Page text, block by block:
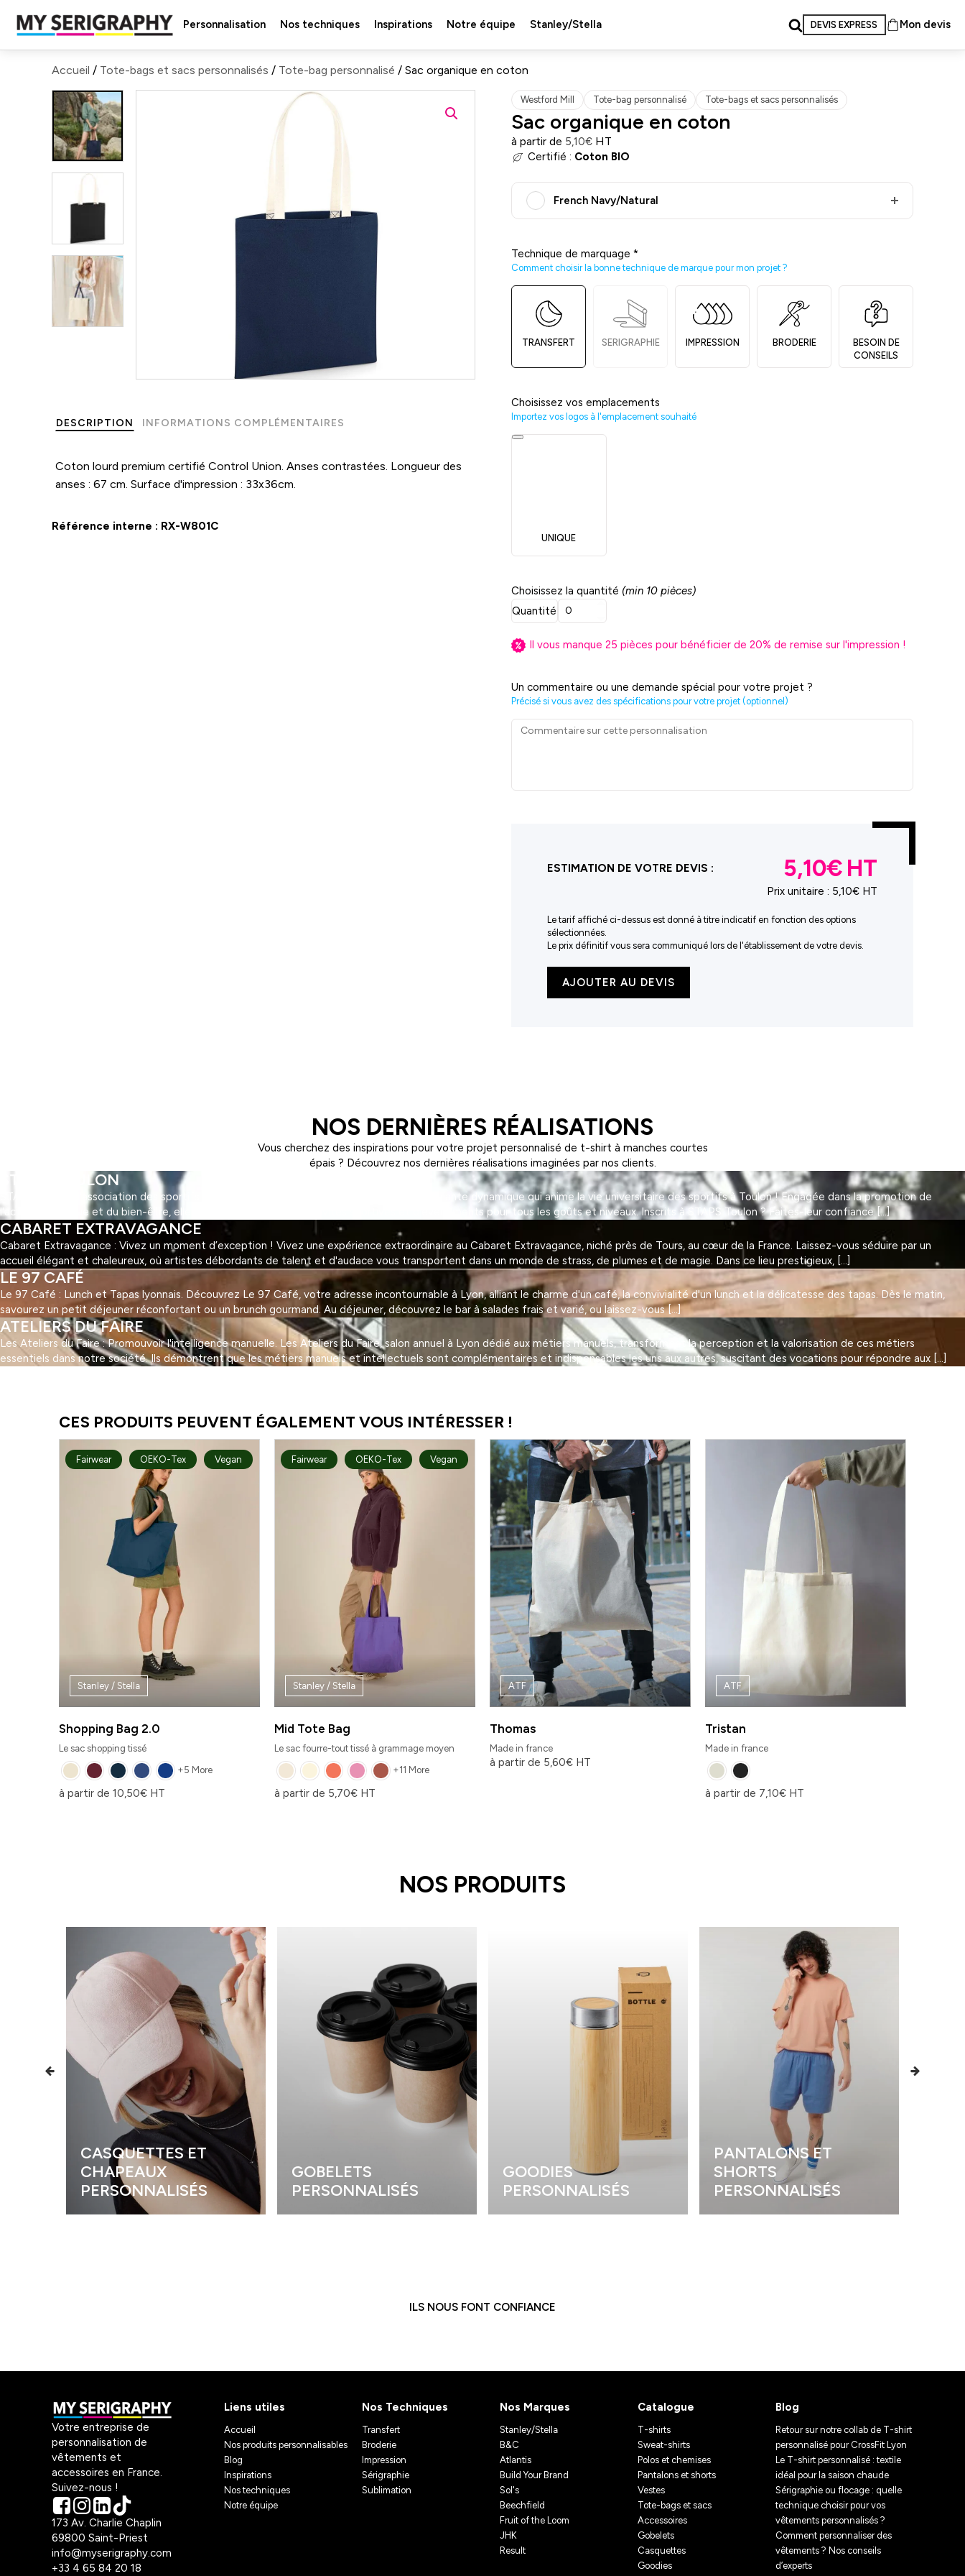
Personnalisation Nos techniques Inspirations Notre équipe Stanley/Stella DEVIS EXPRESS Mon devis
Accueil / Tote-bags et sacs personnalisés / Tote-bag personnalisé / Sac organique en coton
DESCRIPTION INFORMATIONS COMPLÉMENTAIRES
Coton lourd premium certifié Control Union. Anses contrastées. Longueur des
anses : 67 cm. Surface d'impression : 33x36cm.
Référence interne : RX-W801C
Westford Mill Tote-bag personnalisé Tote-bags et sacs personnalisés
Sac organique en coton
à partir de 5,10€ HT
Certifié : Coton BIO
French Navy/Natural
Technique de marquage *
Comment choisir la bonne technique de marque pour mon projet ?
TRANSFERT SERIGRAPHIE IMPRESSION BRODERIE
BESOIN DE
CONSEILS
Choisissez vos emplacements
Importez vos logos à l'emplacement souhaité
UNIQUE
Choisissez la quantité (min 10 pièces)
Quantité
Il vous manque 25 pièces pour bénéficier de 20% de remise sur l'impression !
Un commentaire ou une demande spécial pour votre projet ?
Précisé si vous avez des spécifications pour votre projet (optionnel)
ESTIMATION DE VOTRE DEVIS : 5,10€
Prix unitaire : 5,10€ HT
Le tarif affiché ci-dessus est donné à titre indicatif en fonction des options
sélectionnées.
Le prix définitif vous sera communiqué lors de l'établissement de votre devis.
quantité
AJOUTER AU DEVIS
NOS DERNIÈRES RÉALISATIONS
Vous cherchez des inspirations pour votre projet personnalisé de t-shirt à manches courtes
épais ? Découvrez nos dernières réalisations imaginées par nos clients.
STAPS TOULON
STAPS Toulon : l'association des sportifs ! Découvrez STAPS Toulon, une association étudiante dynamique qui anime la vie universitaire des sportifs à Toulon ! Engagée dans la promotion de
l'activité physique et du bien-être, elle offre une multitude d'activités sportives et d'événements pour tous les goûts et niveaux. Inscrits à STAPS Toulon ? Faites-leur confiance […]
CABARET EXTRAVAGANCE
Cabaret Extravagance : Vivez un moment d’exception ! Vivez une expérience extraordinaire au Cabaret Extravagance, niché près de Tours, au cœur de la France. Laissez-vous séduire par un
accueil élégant et chaleureux, où artistes débordants de talent et d'audace vous transportent dans un monde de strass, de plumes et de magie. Dans ce lieu prestigieux, […]
LE 97 CAFÉ
Le 97 Café : Lunch et Tapas lyonnais. Découvrez Le 97 Café, votre adresse incontournable à Lyon, alliant le charme d'un café, la convivialité d'un lunch et la délicatesse des tapas. Dès le matin,
savourez un petit déjeuner réconfortant ou un brunch gourmand. Au déjeuner, découvrez le bar à salades frais et varié, ou laissez-vous […]
ATELIERS DU FAIRE
Les Ateliers du Faire : Promouvoir l'intelligence manuelle. Les Ateliers du Faire, salon annuel à Lyon dédié aux métiers manuels, transforment la perception et la valorisation de ces métiers
essentiels dans notre société. Ils démontrent que les métiers manuels et intellectuels sont complémentaires et indispensables les uns aux autres, suscitant des vocations pour répondre aux […]
CES PRODUITS PEUVENT ÉGALEMENT VOUS INTÉRESSER !
Fairwear OEKO-Tex Vegan
Stanley / Stella
Shopping Bag 2.0
Le sac shopping tissé
+5 More
à partir de 10,50€ HT
Fairwear OEKO-Tex Vegan
Stanley / Stella
Mid Tote Bag
Le sac fourre-tout tissé à grammage moyen
+11 More
à partir de 5,70€ HT
ATF
Thomas
Made in france
à partir de 5,60€ HT
ATF
Tristan
Made in france
à partir de 7,10€ HT
NOS PRODUITS
CASQUETTES ET
CHAPEAUX
PERSONNALISÉS
GOBELETS
PERSONNALISÉS
GOODIES
PERSONNALISÉS
PANTALONS ET
SHORTS
PERSONNALISÉS
ILS NOUS FONT CONFIANCE
Votre entreprise de
personnalisation de
vêtements et
accessoires en France.
Suivez-nous !
173 Av. Charlie Chaplin
69800 Saint-Priest
info@myserigraphy.com
+33 4 65 84 20 18
Liens utiles
Accueil
Nos produits personnalisables
Blog
Inspirations
Nos techniques
Notre équipe
Nos Techniques
Transfert
Broderie
Impression
Sérigraphie
Sublimation
Nos Marques
Stanley/Stella
B&C
Atlantis
Build Your Brand
Sol's
Beechfield
Fruit of the Loom
JHK
Result
Catalogue
T-shirts
Sweat-shirts
Polos et chemises
Pantalons et shorts
Vestes
Tote-bags et sacs
Accessoires
Gobelets
Casquettes
Goodies
Blog
Retour sur notre collab de T-shirt
personnalisé pour CrossFit Lyon
Le T-shirt personnalisé : textile
idéal pour la saison chaude
Sérigraphie ou flocage : quelle
technique choisir pour vos
vêtements personnalisés ?
Comment personnaliser des
vêtements ? Nos conseils
d’experts